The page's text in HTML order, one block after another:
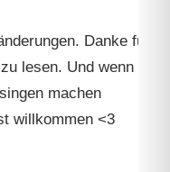
Danke für
lesen. Und wenn
machen
willkommen <3